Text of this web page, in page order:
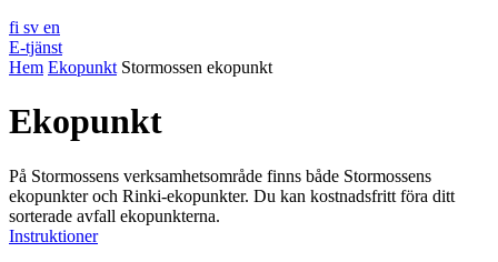
fi sv en
E-tjänst
Hem Ekopunkt Stormossen ekopunkt
Ekopunkt
På Stormossens verksamhetsområde finns både Stormossens
ekopunkter och Rinki-ekopunkter. Du kan kostnadsfritt föra ditt
sorterade avfall ekopunkterna.
Instruktioner